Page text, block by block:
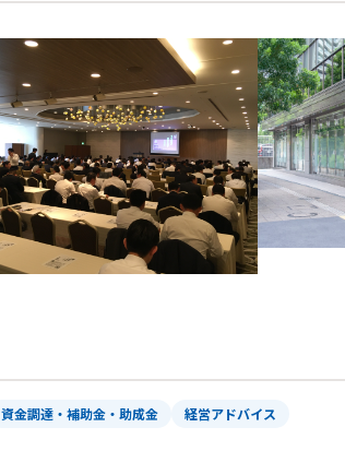
資金調達・補助金・助成金 経営アドバイス